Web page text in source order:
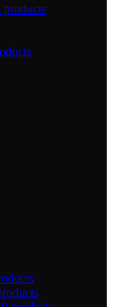
products